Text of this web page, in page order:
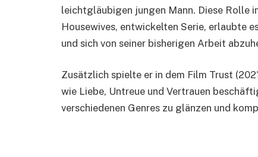
leichtgläubigen jungen Mann. Diese Rolle
Housewives, entwickelten Serie, erlaubte
und sich von seiner bisherigen Arbeit
Zusätzlich spielte er in dem Film Trust
wie Liebe, Untreue und Vertrauen
verschiedenen Genres zu glänzen und